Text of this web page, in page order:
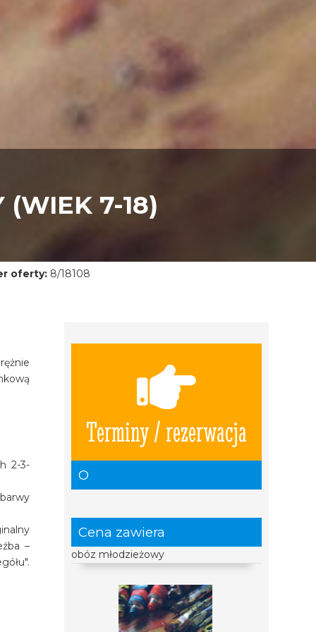
(WIEK 7-18)
oferty:8/18108
Terminy / rezerwacja
O
Cena zawiera
obóz młodzieżowy
2-3-
–